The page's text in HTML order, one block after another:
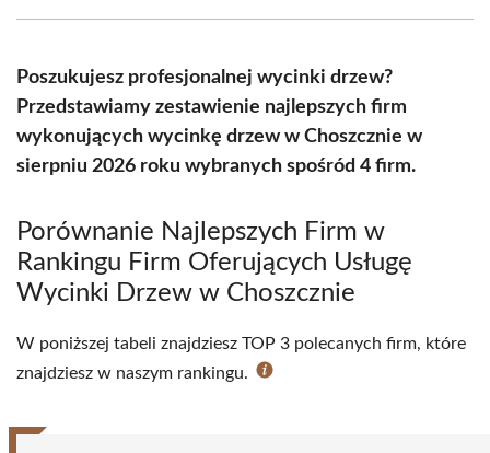
(Twitter)
Poszukujesz profesjonalnej wycinki drzew?
Przedstawiamy zestawienie najlepszych firm
wykonujących wycinkę drzew w Choszcznie w
sierpniu 2026 roku wybranych spośród 4 firm.
Porównanie Najlepszych Firm w
Rankingu Firm Oferujących Usługę
Wycinki Drzew w Choszcznie
W poniższej tabeli znajdziesz TOP 3 polecanych firm, które
znajdziesz w naszym rankingu.